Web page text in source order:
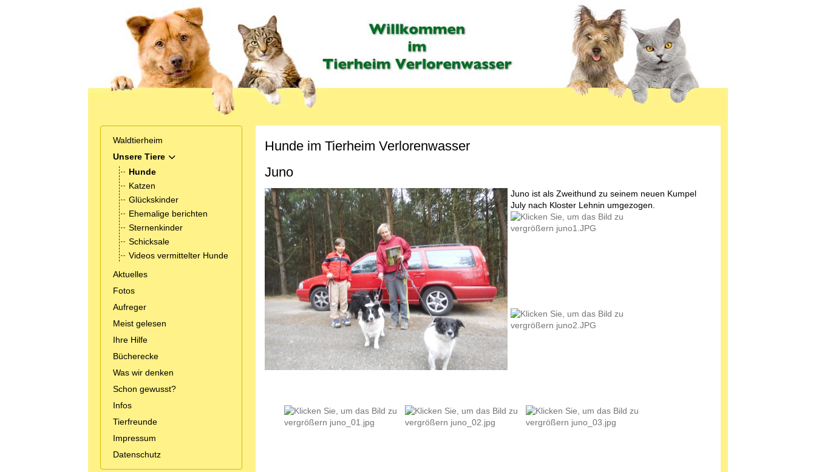
Waldtierheim
Unsere Tiere
MOD_MENU_TOGGLE_SUBMENU_LABEL
Hunde
Katzen
Glückskinder
Ehemalige berichten
Sternenkinder
Schicksale
Videos vermittelter Hunde
Aktuelles
Fotos
Aufreger
Meist gelesen
Ihre Hilfe
Bücherecke
Was wir denken
Schon gewusst?
Infos
Tierfreunde
Impressum
Datenschutz
Hunde im Tierheim Verlorenwasser
Juno
Juno ist als Zweithund zu seinem neuen Kumpel
July nach Kloster Lehnin umgezogen.